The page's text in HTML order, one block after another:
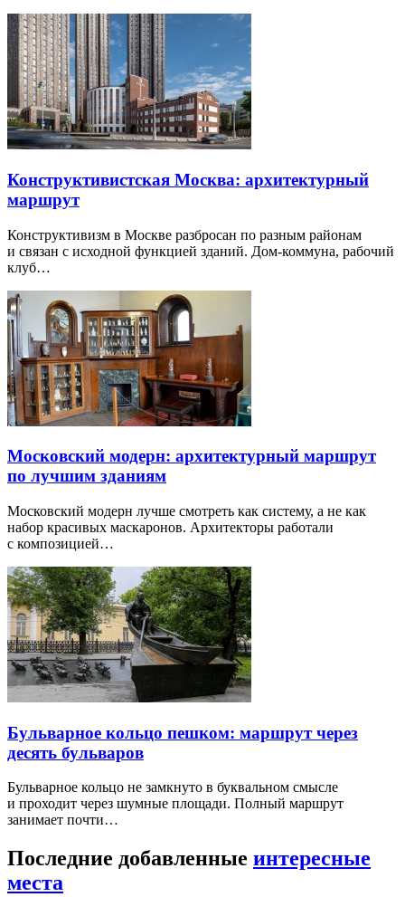
Конструктивистская Москва: архитектурный
маршрут
Конструктивизм в Москве разбросан по разным районам
и связан с исходной функцией зданий. Дом-коммуна, рабочий
клуб…
Московский модерн: архитектурный маршрут
по лучшим зданиям
Московский модерн лучше смотреть как систему, а не как
набор красивых маскаронов. Архитекторы работали
с композицией…
Бульварное кольцо пешком: маршрут через
десять бульваров
Бульварное кольцо не замкнуто в буквальном смысле
и проходит через шумные площади. Полный маршрут
занимает почти…
Последние добавленные интересные
места